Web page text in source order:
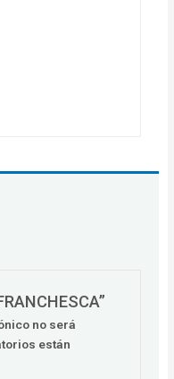
no será
están